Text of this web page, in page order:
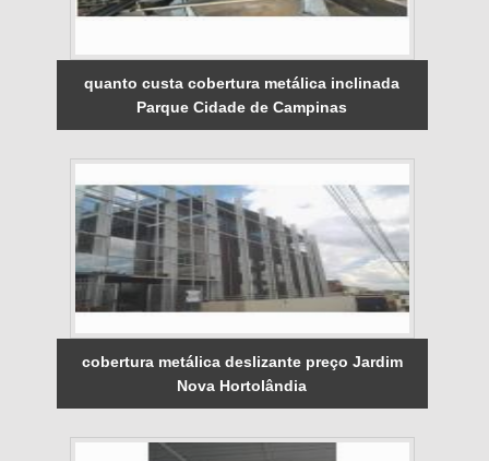
quanto custa cobertura metálica inclinada
Parque Cidade de Campinas
cobertura metálica deslizante preço Jardim
Nova Hortolândia